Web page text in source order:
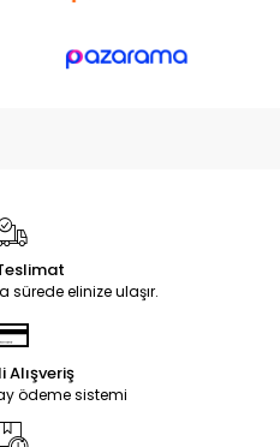
sürede elinize ulaşır.
Alışveriş
ödeme sistemi